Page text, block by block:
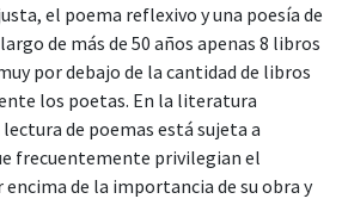
el poema reflexivo y una poesía de
de más de 50 años apenas 8 libros
por debajo de la cantidad de libros
los poetas. En la literatura
de poemas está sujeta a
frecuentemente privilegian el
de la importancia de su obra y